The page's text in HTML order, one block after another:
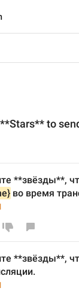
to
во время
**звёзды**,